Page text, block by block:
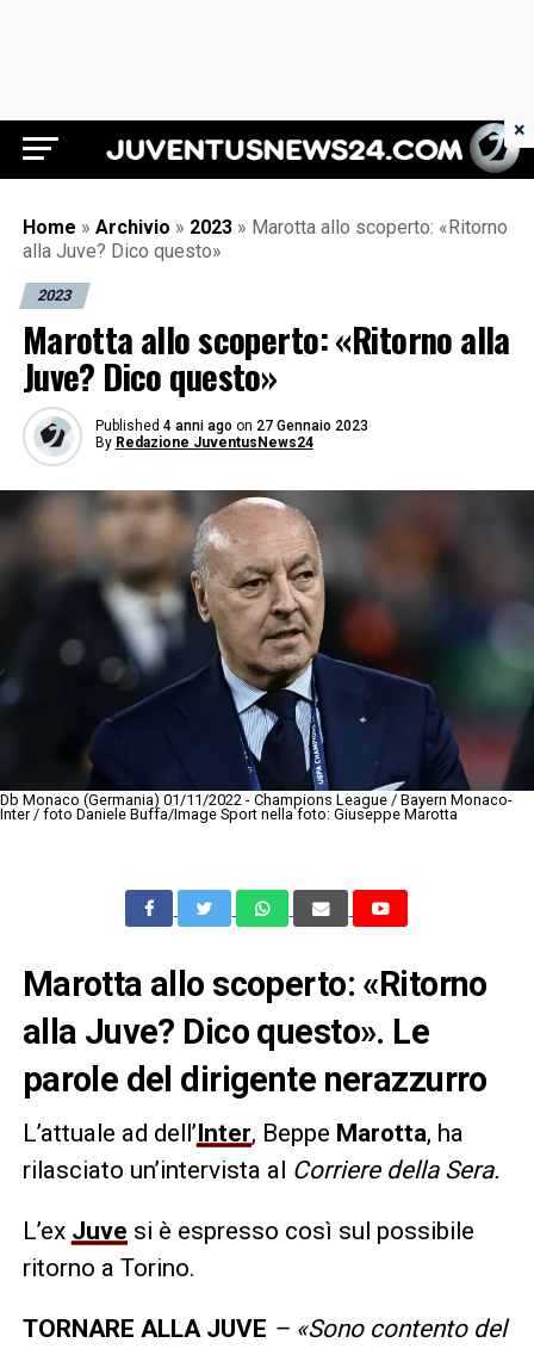
Juventus News 24
Home » Archivio » 2023 » Marotta allo scoperto: «Ritorno
alla Juve? Dico questo»
2023
Marotta allo scoperto: «Ritorno alla
Juve? Dico questo»
Published 4 anni ago on 27 Gennaio 2023
By Redazione JuventusNews24
Db Monaco (Germania) 01/11/2022 - Champions League / Bayern Monaco-
Inter / foto Daniele Buffa/Image Sport nella foto: Giuseppe Marotta
Marotta allo scoperto: «Ritorno
alla Juve? Dico questo». Le
parole del dirigente nerazzurro
L’attuale ad dell’Inter, Beppe Marotta, ha
rilasciato un’intervista al Corriere della Sera.
L’ex Juve si è espresso così sul possibile
ritorno a Torino.
TORNARE ALLA JUVE – «Sono contento del
×